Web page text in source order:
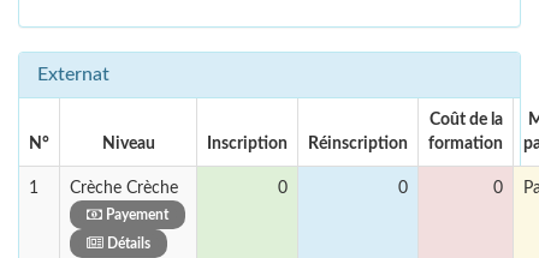
Externat
N° Niveau Inscription Réinscription
Coût de la
formation
1 Crèche Crèche
Payement
Détails
0 0 0